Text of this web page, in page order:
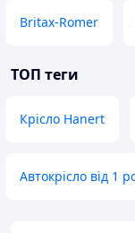
Britax-Romer
ТОП теги
Крісло Hanert
Автокрісло від 1